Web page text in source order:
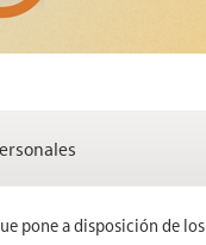
pone a disposición de los